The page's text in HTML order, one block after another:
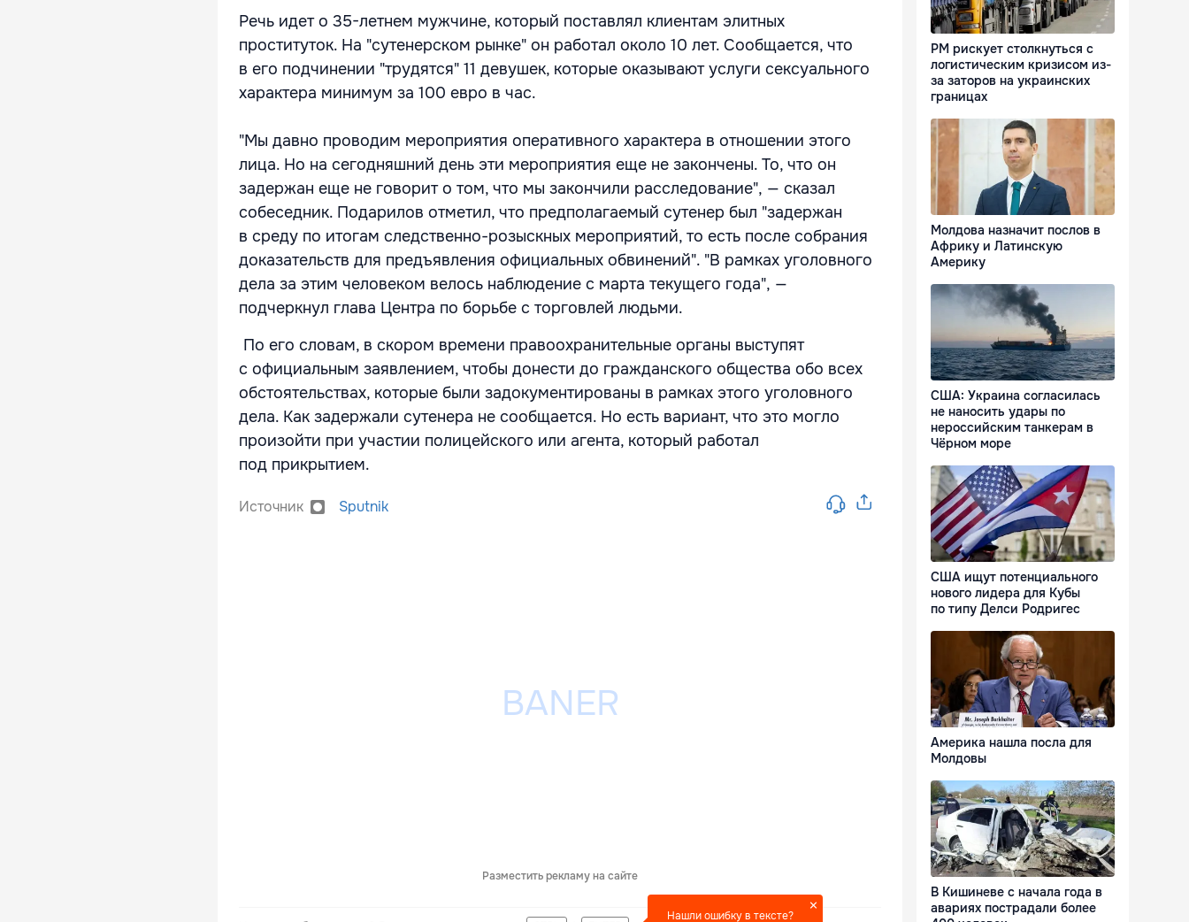
Речь идет о 35-летнем мужчине, который поставлял клиентам элитных
проституток. На "сутенерском рынке" он работал около 10 лет. Сообщается, что
в его подчинении "трудятся" 11 девушек, которые оказывают услуги сексуального
характера минимум за 100 евро в час.
"Мы давно проводим мероприятия оперативного характера в отношении этого
лица. Но на сегодняшний день эти мероприятия еще не закончены. То, что он
задержан еще не говорит о том, что мы закончили расследование", — сказал
собеседник. Подарилов отметил, что предполагаемый сутенер был "задержан
в среду по итогам следственно-розыскных мероприятий, то есть после собрания
доказательств для предъявления официальных обвинений". "В рамках уголовного
дела за этим человеком велось наблюдение с марта текущего года", —
подчеркнул глава Центра по борьбе с торговлей людьми.
По его словам, в скором времени правоохранительные органы выступят
с официальным заявлением, чтобы донести до гражданского общества обо всех
обстоятельствах, которые были задокументированы в рамках этого уголовного
дела. Как задержали сутенера не сообщается. Но есть вариант, что это могло
произойти при участии полицейского или агента, который работал
под прикрытием.
Источник Sputnik
Разместить рекламу на сайте
Нашли ошибку в тексте?
РМ рискует столкнуться с
логистическим кризисом из-
за заторов на украинских
границах
Молдова назначит послов в
Африку и Латинскую
Америку
США: Украина согласилась
не наносить удары по
нероссийским танкерам в
Чёрном море
США ищут потенциального
нового лидера для Кубы
по типу Делси Родригес
Америка нашла посла для
Молдовы
В Кишиневе с начала года в
авариях пострадали более